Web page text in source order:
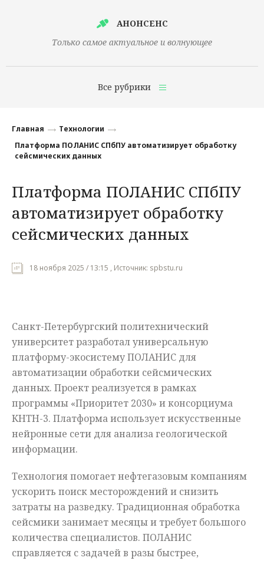
АНОНСЕНС
Только самое актуальное и волнующее
Все рубрики
Финансы
Наука
Культура
Общество
Главная
Технологии
Платформа ПОЛАНИС СПбПУ автоматизирует обработку
сейсмических данных
Платформа ПОЛАНИС СПбПУ
автоматизирует обработку
сейсмических данных
18 ноября 2025 / 13:15 , Источник: spbstu.ru
Санкт-Петербургский политехнический
университет разработал универсальную
платформу-экосистему ПОЛАНИС для
автоматизации обработки сейсмических
данных. Проект реализуется в рамках
программы «Приоритет 2030» и консорциума
КНТН-3. Платформа использует искусственные
нейронные сети для анализа геологической
информации.
Технология помогает нефтегазовым компаниям
ускорить поиск месторождений и снизить
затраты на разведку. Традиционная обработка
сейсмики занимает месяцы и требует большого
количества специалистов. ПОЛАНИС
справляется с задачей в разы быстрее,